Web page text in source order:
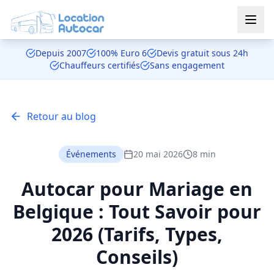
Depuis 2007 100% Euro 6
Devis gratuit sous 24h
Chauffeurs certifiés
Sans engagement
Retour au blog
Événements 20 mai 2026 8 min
Autocar pour Mariage en
Belgique : Tout Savoir pour
2026 (Tarifs, Types,
Conseils)